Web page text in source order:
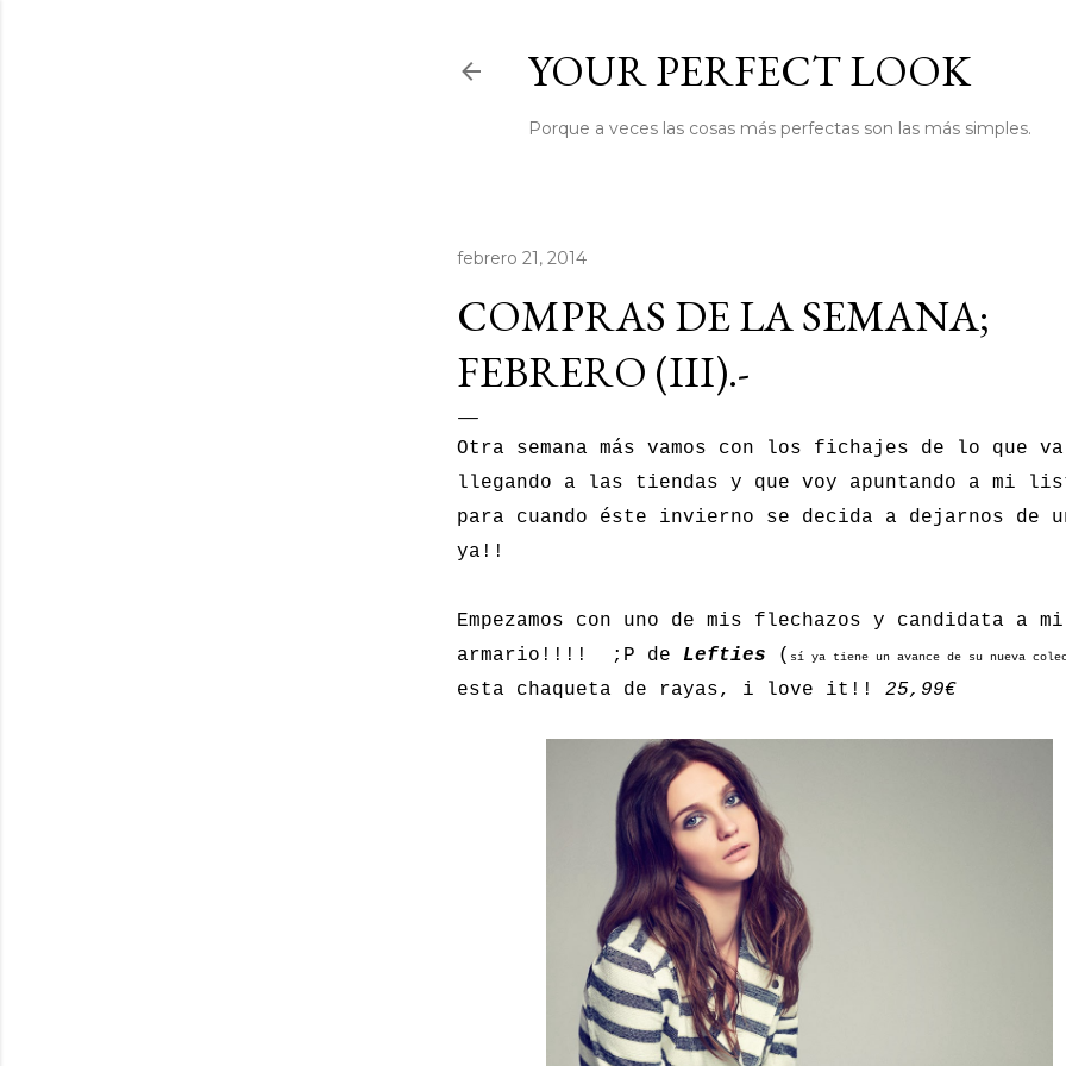
YOUR PERFECT LOOK
Porque a veces las cosas más perfectas son las más simples.
febrero 21, 2014
COMPRAS DE LA SEMANA;
FEBRERO (III).-
Otra semana más vamos con los fichajes de lo que va
llegando a las tiendas y que voy apuntando a mi
para cuando éste invierno se decida a dejarnos de
ya!!
Empezamos con uno de mis flechazos y candidata a mi
armario!!!! ;P de Lefties ( sí ya tiene un avance de su nueva
esta chaqueta de rayas, i love it!! 25,99€